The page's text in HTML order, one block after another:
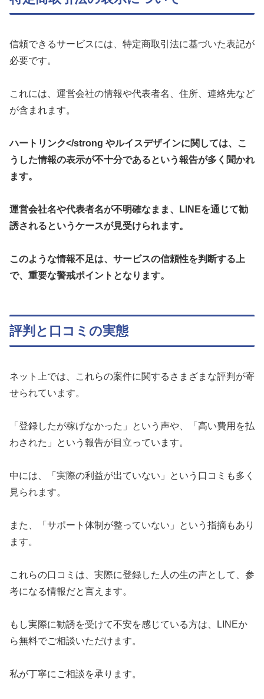
信頼できるサービスには、特定商取引法に基づいた表記が
必要です。
これには、運営会社の情報や代表者名、住所、連絡先など
が含まれます。
ハートリンク</strong やルイスデザインに関しては、こ
うした情報の表示が不十分であるという報告が多く聞かれ
ます。
運営会社名や代表者名が不明確なまま、LINEを通じて勧
誘されるというケースが見受けられます。
このような情報不足は、サービスの信頼性を判断する上
で、重要な警戒ポイントとなります。
評判と口コミの実態
ネット上では、これらの案件に関するさまざまな評判が寄
せられています。
「登録したが稼げなかった」という声や、「高い費用を払
わされた」という報告が目立っています。
中には、「実際の利益が出ていない」という口コミも多く
見られます。
また、「サポート体制が整っていない」という指摘もあり
ます。
これらの口コミは、実際に登録した人の生の声として、参
考になる情報だと言えます。
もし実際に勧誘を受けて不安を感じている方は、LINEか
ら無料でご相談いただけます。
私が丁寧にご相談を承ります。